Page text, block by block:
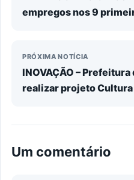
empregos nos 9
PRÓXIMA NOTÍCIA
INOVAÇÃO –
realizar projeto Cultura
Um comentário